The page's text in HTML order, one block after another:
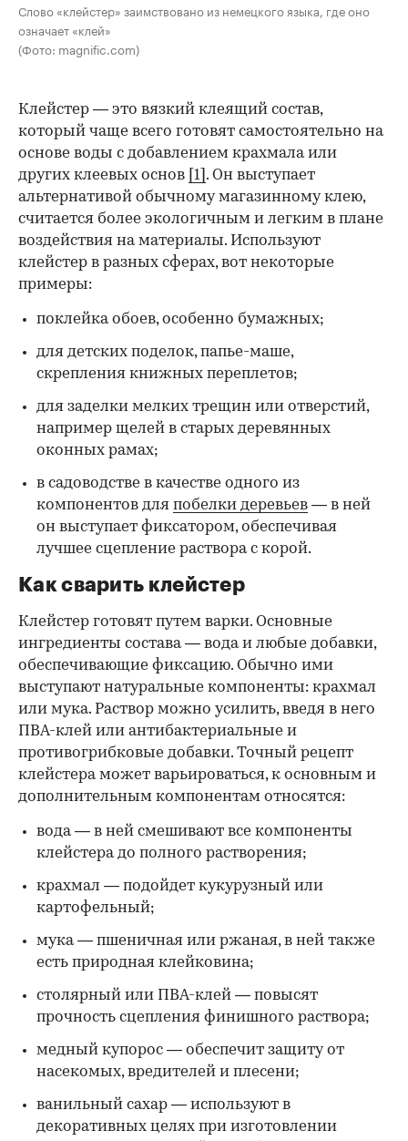
Слово «клейстер» заимствовано из немецкого языка, где оно
означает «клей»
(Фото: magnific.com)
00:00 / 00:00
Клейстер — это вязкий клеящий состав,
который чаще всего готовят самостоятельно на
основе воды с добавлением крахмала или
других клеевых основ [1] . Он выступает
альтернативой обычному магазинному клею,
считается более экологичным и легким в плане
воздействия на материалы. Используют
клейстер в разных сферах, вот некоторые
примеры:
поклейка обоев, особенно бумажных;
для детских поделок, папье-маше,
скрепления книжных переплетов;
для заделки мелких трещин или отверстий,
например щелей в старых деревянных
оконных рамах;
в садоводстве в качестве одного из
компонентов для побелки деревьев — в ней
он выступает фиксатором, обеспечивая
лучшее сцепление раствора с корой.
Как сварить клейстер
Клейстер готовят путем варки. Основные
ингредиенты состава — вода и любые добавки,
обеспечивающие фиксацию. Обычно ими
выступают натуральные компоненты: крахмал
или мука. Раствор можно усилить, введя в него
ПВА-клей или антибактериальные и
противогрибковые добавки. Точный рецепт
клейстера может варьироваться, к основным и
дополнительным компонентам относятся:
вода — в ней смешивают все компоненты
клейстера до полного растворения;
крахмал — подойдет кукурузный или
картофельный;
мука — пшеничная или ржаная, в ней также
есть природная клейковина;
столярный или ПВА-клей — повысят
прочность сцепления финишного раствора;
медный купорос — обеспечит защиту от
насекомых, вредителей и плесени;
ванильный сахар — используют в
декоративных целях при изготовлении